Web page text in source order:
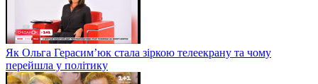
Як Ольга Герасим’юк стала зіркою телеекрану та чому
перейшла у політику